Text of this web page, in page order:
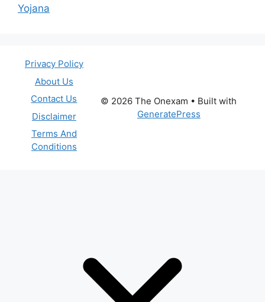
Yojana
Privacy Policy
About Us
Contact Us
Disclaimer
Terms And
Conditions
© 2026 The Onexam • Built with
GeneratePress